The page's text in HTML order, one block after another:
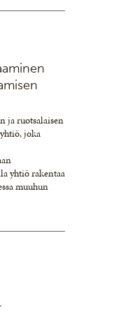
ja ruotsalaisen
joka
yhtiö rakentaa
muuhun